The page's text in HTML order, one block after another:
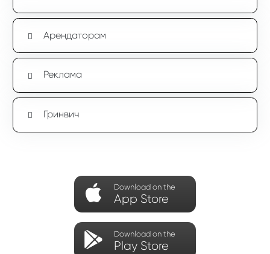
Арендаторам
Реклама
Гринвич
Download on the
App Store
Download on the
Play Store